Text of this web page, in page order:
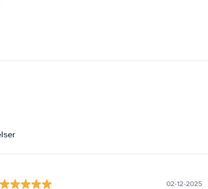
02-12-2025